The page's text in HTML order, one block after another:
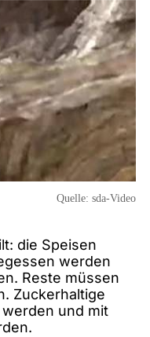
Quelle: sda-Video
die Speisen
werden
Reste müssen
Zuckerhaltige
und mit